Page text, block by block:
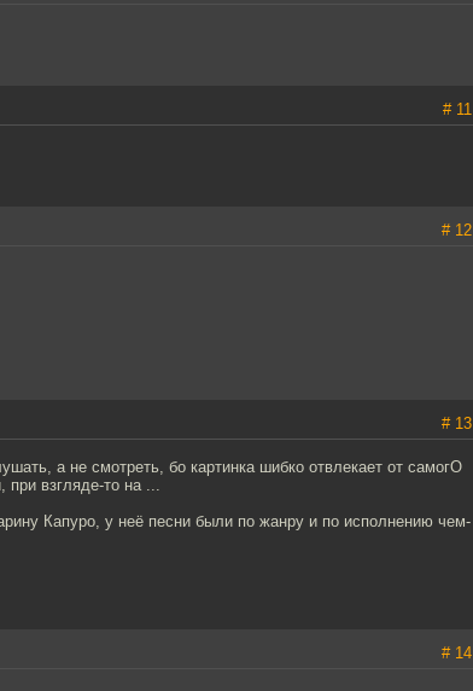
# 11
# 12
# 13
а не смотреть, бо картинка шибко отвлекает от самогО
при взгляде-то на ...
Капуро, у неё песни были по жанру и по исполнению чем-
# 14